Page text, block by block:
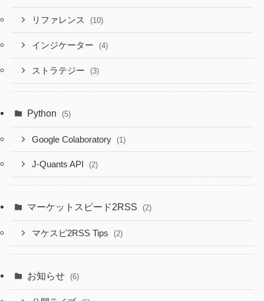
リファレンス (10)
インジケーター (4)
ストラテジー (3)
Python (5)
Google Colaboratory (1)
J-Quants API (2)
マーケットスピード2RSS (2)
マケスピ2RSS Tips (2)
お知らせ (6)